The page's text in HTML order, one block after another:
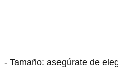
- Tamaño: asegúrate de